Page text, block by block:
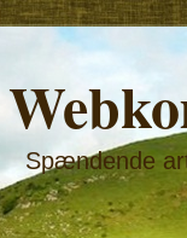
Spændende